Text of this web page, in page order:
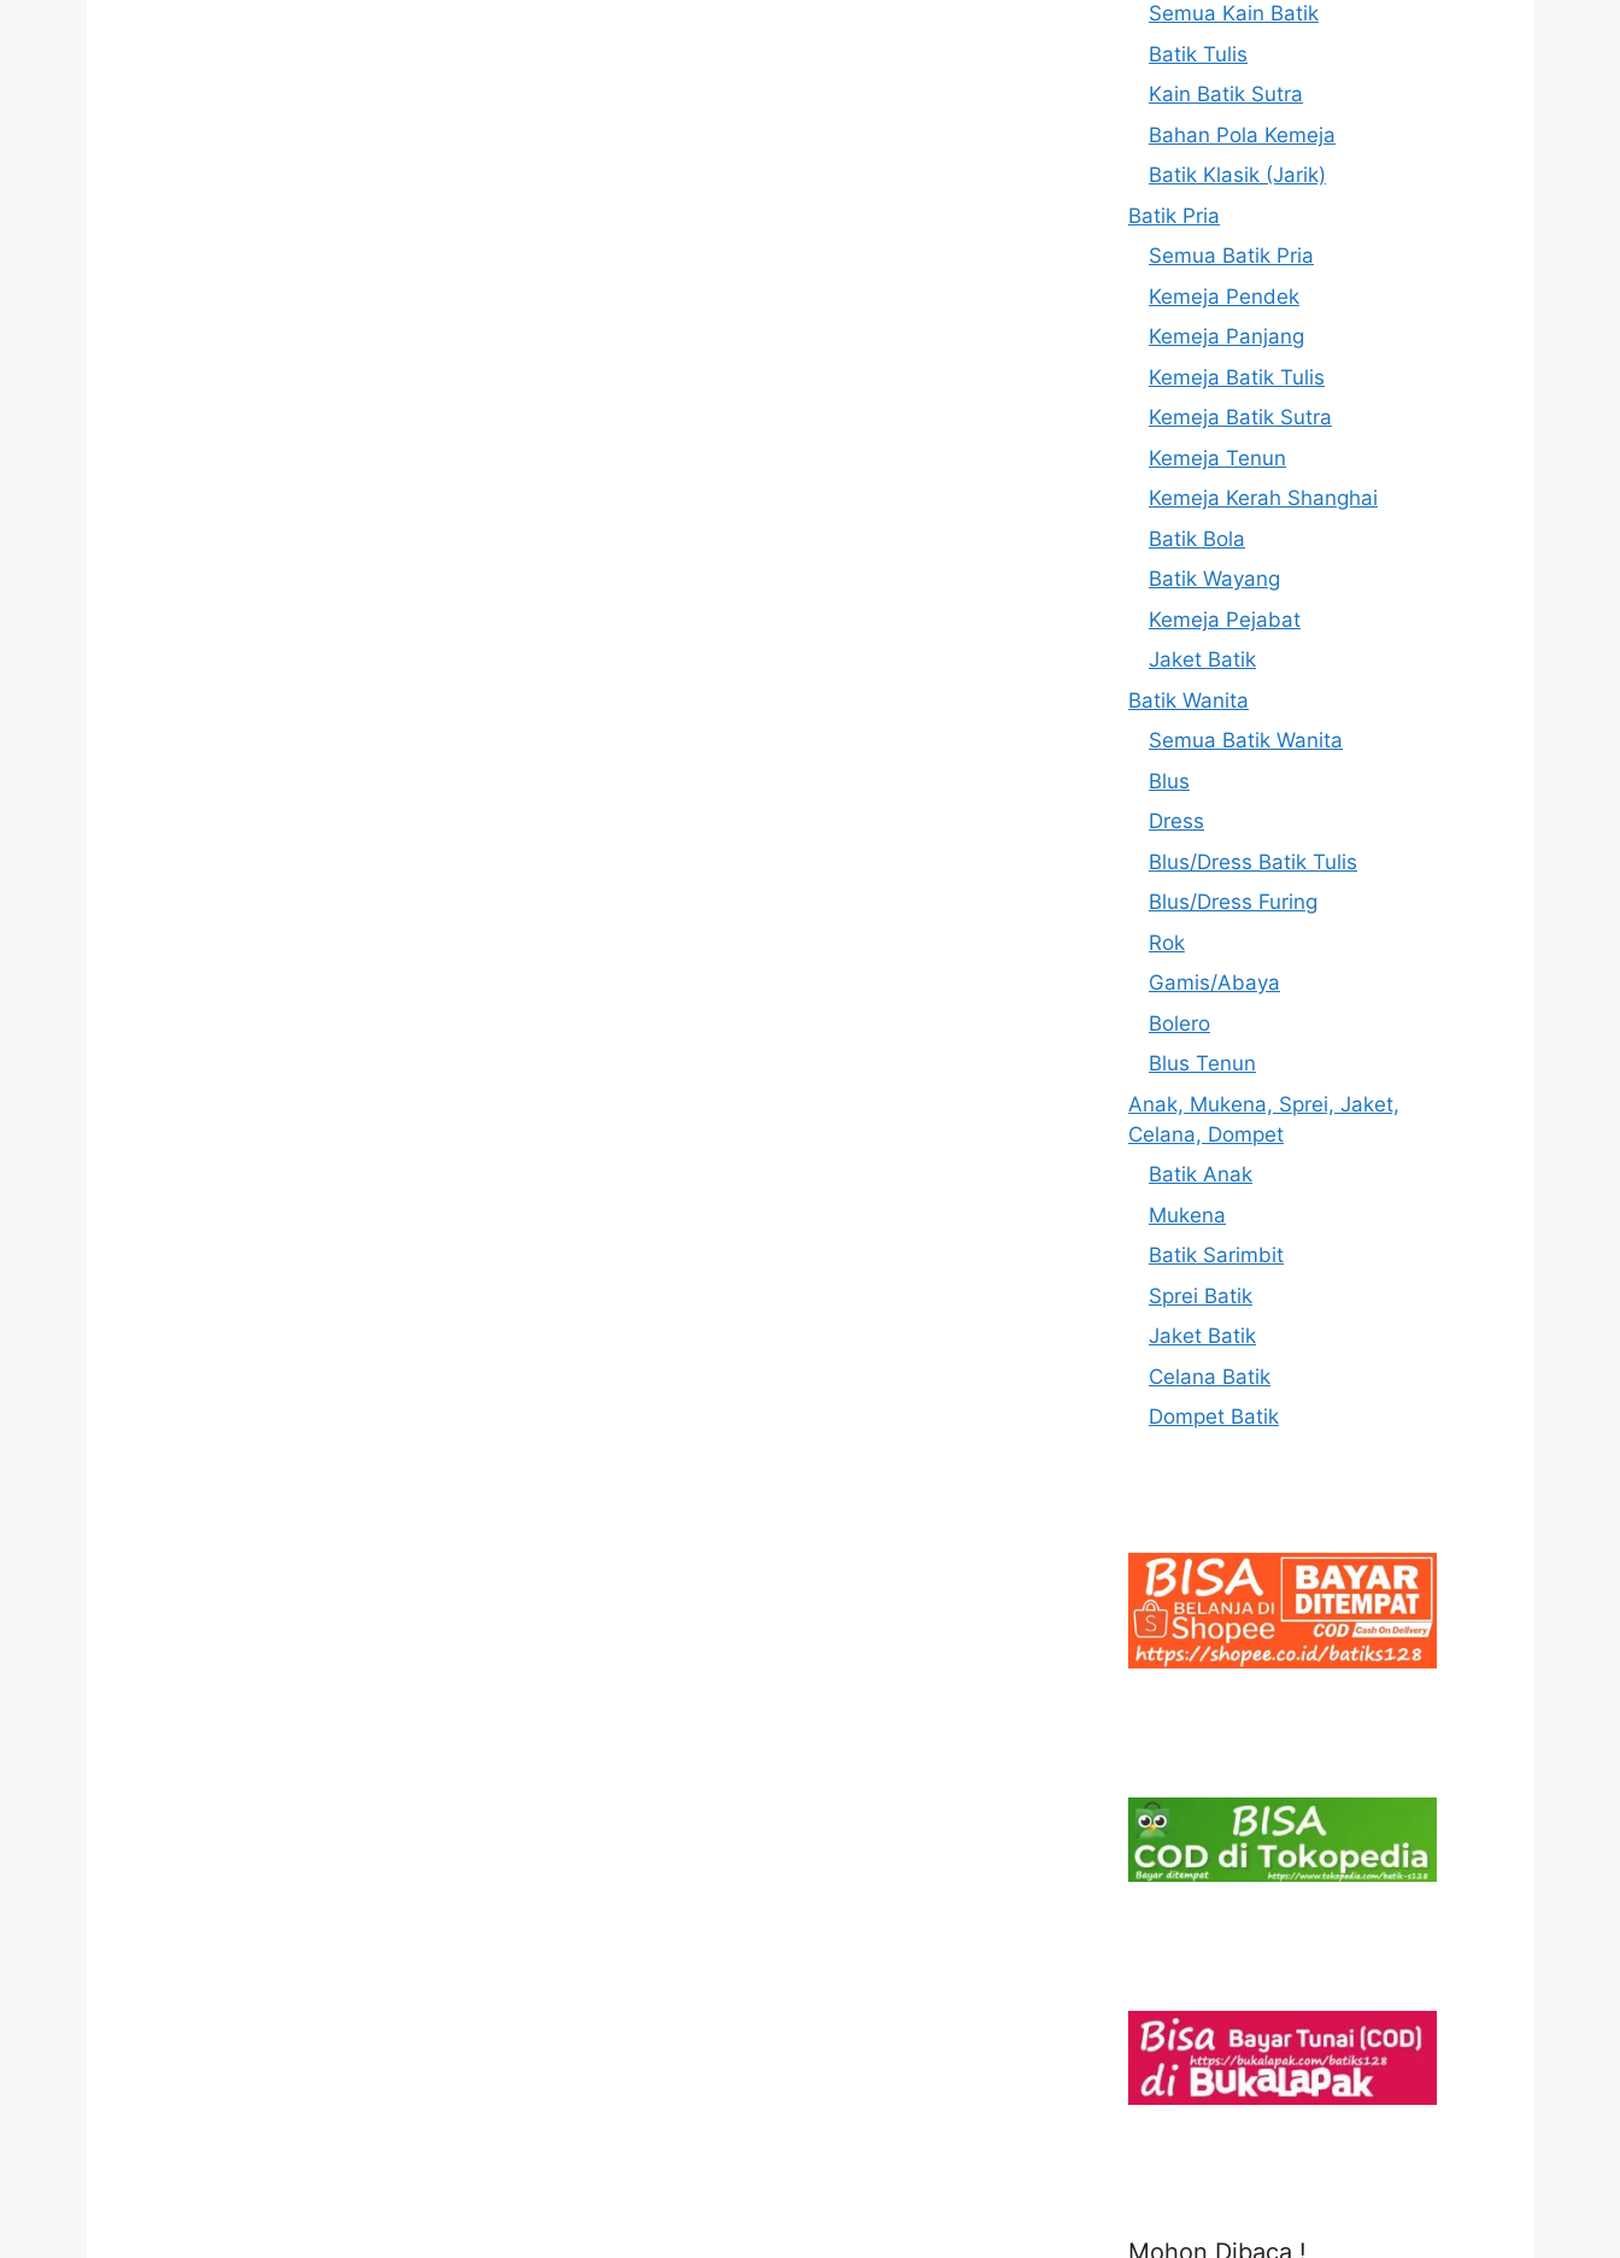
Semua Kain Batik
Batik Tulis
Kain Batik Sutra
Bahan Pola Kemeja
Batik Klasik (Jarik)
Batik Pria
Semua Batik Pria
Kemeja Pendek
Kemeja Panjang
Kemeja Batik Tulis
Kemeja Batik Sutra
Kemeja Tenun
Kemeja Kerah Shanghai
Batik Bola
Batik Wayang
Kemeja Pejabat
Jaket Batik
Batik Wanita
Semua Batik Wanita
Blus
Dress
Blus/Dress Batik Tulis
Blus/Dress Furing
Rok
Gamis/Abaya
Bolero
Blus Tenun
Anak, Mukena, Sprei, Jaket,
Celana, Dompet
Batik Anak
Mukena
Batik Sarimbit
Sprei Batik
Jaket Batik
Celana Batik
Dompet Batik
Mohon Dibaca !